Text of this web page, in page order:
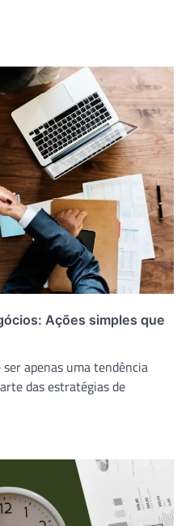
Ações simples que
apenas uma tendência
das estratégias de